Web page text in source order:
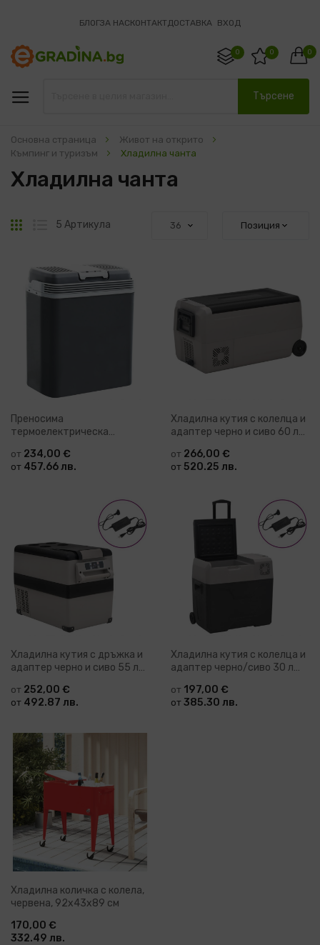
БЛОГЗА НАСКОНТАКТДОСТАВКА ВХОД
0
0 0
Търсене
Основна страница
Живот на открито
Къмпинг и туризъм
Хладилна чанта
Хладилна чанта
РешеткаСписък
5 Артикула
Преносима
термоелектрическа
230 V E Desiree
от 234,00 €
от 457.66 лв.
Хладилна кутия с колелца и
адаптер черно и сиво 60 л
от 266,00 €
от 520.25 лв.
Хладилна кутия с дръжка и
адаптер черно и сиво 55 л
от 252,00 €
от 492.87 лв.
Хладилна кутия с колелца и
адаптер черно/сиво 30 л
от 197,00 €
от 385.30 лв.
Хладилна количка с колела,
червена, 92x43x89 см
170,00 €
332.49 лв.